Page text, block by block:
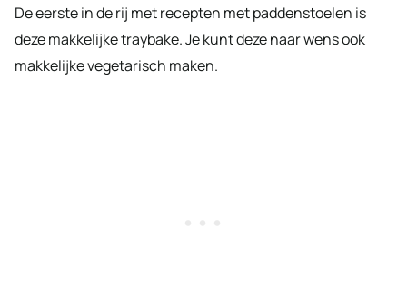
De eerste in de rij met recepten met paddenstoelen is
deze makkelijke traybake. Je kunt deze naar wens ook
makkelijke vegetarisch maken.